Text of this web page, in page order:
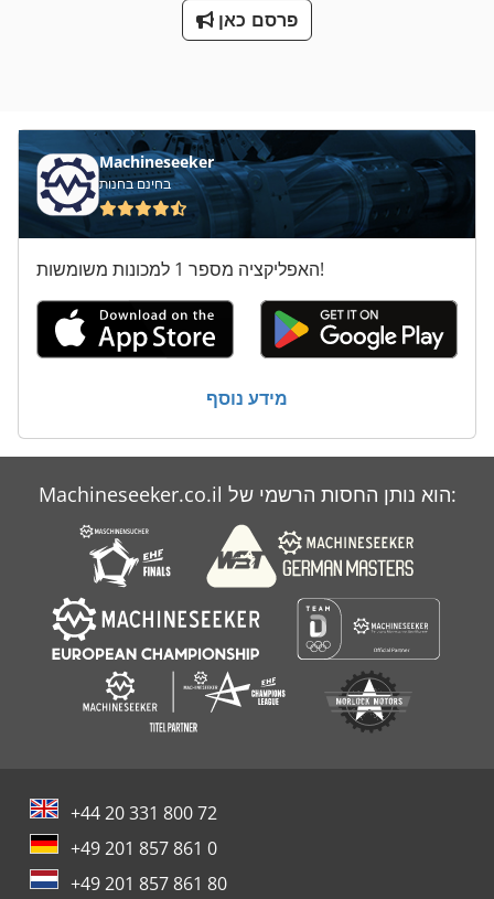
פרסם כאן
Machineseeker
בחינם בחנות
האפליקציה מספר 1 למכונות משומשות!
מידע נוסף
Machineseeker.co.il הוא נותן החסות הרשמי של:
+44 20 331 800 72
+49 201 857 861 0
+49 201 857 861 80